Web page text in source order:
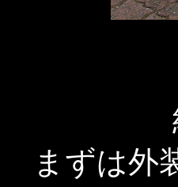
まずは外